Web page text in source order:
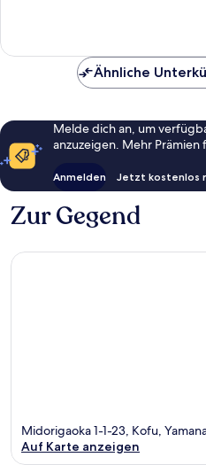
670
Bewertungen Ähnliche
Melde dich an, um
anzuzeigen. Mehr
Anmelden Jetzt kostenlos
Zur Gegend
Midorigaoka 1-1-23, Kofu,
Auf Karte anzeigen